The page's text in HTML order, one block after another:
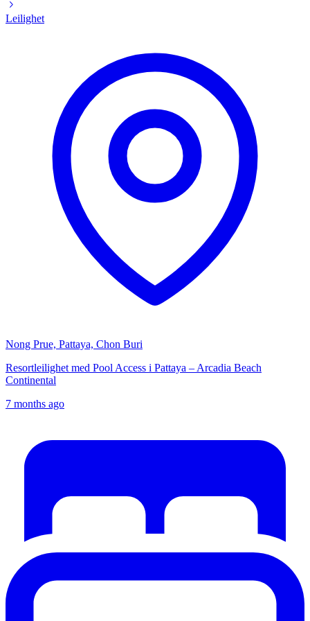
Leilighet
Nong Prue, Pattaya, Chon Buri
Resortleilighet med Pool Access i Pattaya – Arcadia Beach
Continental
7 months ago